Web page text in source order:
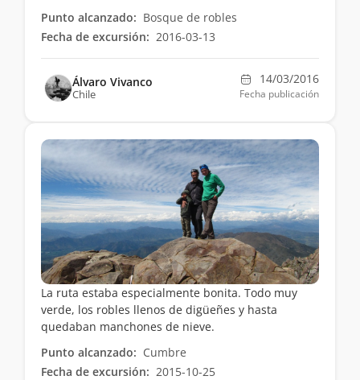
Punto alcanzado: Bosque de robles
Fecha de excursión: 2016-03-13
Álvaro Vivanco
Chile
14/03/2016
Fecha publicación
La ruta estaba especialmente bonita. Todo muy
verde, los robles llenos de digüeñes y hasta
quedaban manchones de nieve.
Punto alcanzado: Cumbre
Fecha de excursión: 2015-10-25